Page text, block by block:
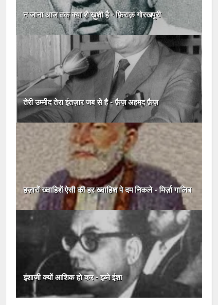
न जाना आज तक क्या शै ख़ुशी है - फ़िराक़ गोरखपुरी
तेरी उम्मीद तेरा इंतज़ार जब से है - फ़ैज़ अहमद फ़ैज़
हज़ारों ख्वाहिशें ऐसी की हर ख्वाहिश पे दम निकले - मिर्ज़ा गालिब
इंशाजी क्यों आशिक हो कर - इब्ने इंशा